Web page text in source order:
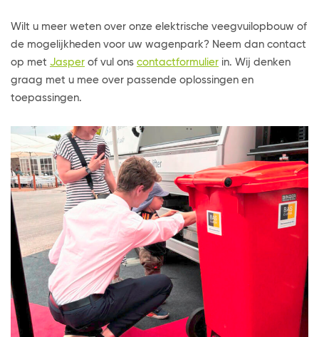
Wilt u meer weten over onze elektrische veegvuilopbouw of
de mogelijkheden voor uw wagenpark? Neem dan contact
op met Jasper of vul ons contactformulier in. Wij denken
graag met u mee over passende oplossingen en
toepassingen.